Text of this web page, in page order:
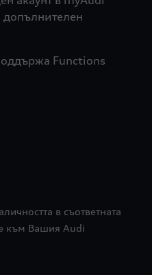
допълнителен
Functions
в съответната
към Вашия Audi